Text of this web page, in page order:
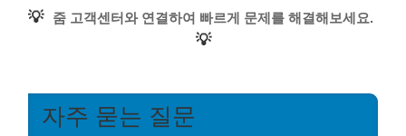
💡 줌 고객센터와 연결하여 빠르게 문제를 해결해보세요.
💡
자주 묻는 질문